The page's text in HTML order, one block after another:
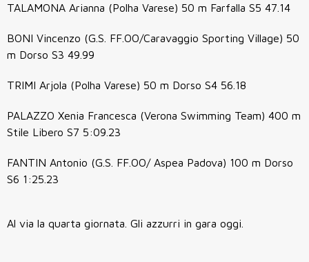
TALAMONA Arianna (Polha Varese) 50 m Farfalla S5 47.14
BONI Vincenzo (G.S. FF.OO/Caravaggio Sporting Village) 50
m Dorso S3 49.99
TRIMI Arjola (Polha Varese) 50 m Dorso S4 56.18
PALAZZO Xenia Francesca (Verona Swimming Team) 400 m
Stile Libero S7 5:09.23
FANTIN Antonio (G.S. FF.OO/ Aspea Padova) 100 m Dorso
S6 1:25.23
Al via la quarta giornata. Gli azzurri in gara oggi.